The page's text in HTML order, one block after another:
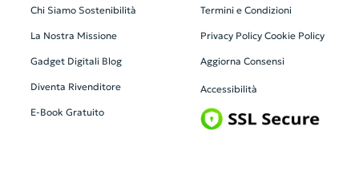
Chi Siamo Sostenibilità
La Nostra Missione
Gadget Digitali Blog
Diventa Rivenditore
E-Book Gratuito
Termini e Condizioni
Privacy Policy Cookie Policy
Aggiorna Consensi
Accessibilità